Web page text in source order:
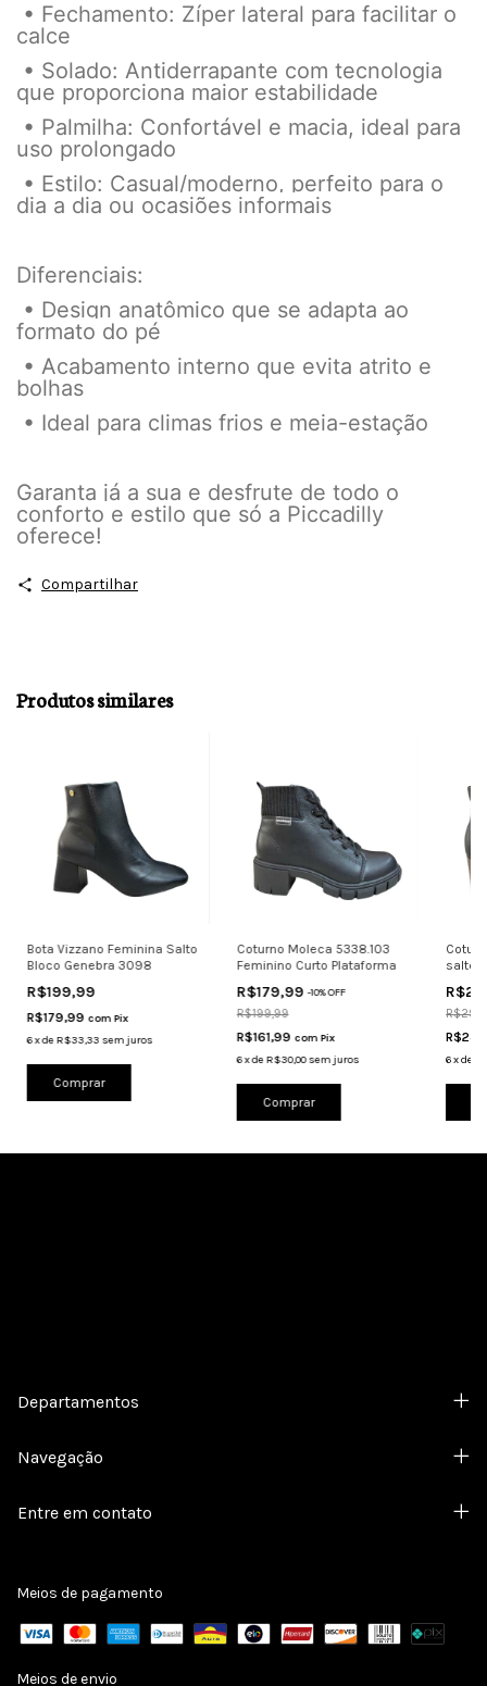
• Fechamento: Zíper lateral para facilitar o
calce
• Solado: Antiderrapante com tecnologia
que proporciona maior estabilidade
• Palmilha: Confortável e macia, ideal para
uso prolongado
• Estilo: Casual/moderno, perfeito para o
dia a dia ou ocasiões informais
Diferenciais:
• Design anatômico que se adapta ao
formato do pé
• Acabamento interno que evita atrito e
bolhas
• Ideal para climas frios e meia-estação
Garanta já a sua e desfrute de todo o
conforto e estilo que só a Piccadilly
oferece!
Compartilhar
Produtos similares
Bota Vizzano Feminina Salto
Bloco Genebra 3098
R$199,99
R$179,99 com Pix
6xdeR$33,33 sem juros
Comprar
Coturno Moleca 5338.103
Feminino Curto Plataforma
R$179,99-10%OFF
R$199,99
R$161,99 com Pix
6xdeR$30,00 sem juros
Comprar
salto
6xde
Departamentos
Navegação
Entre em contato
Meios de pagamento
Meios de envio